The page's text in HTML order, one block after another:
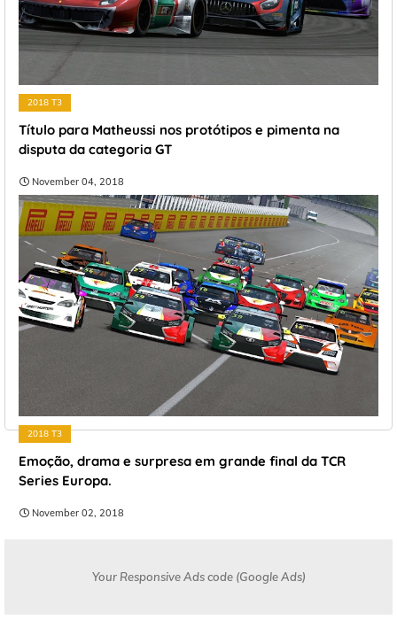
2018 T3
Título para Matheussi nos protótipos e pimenta na
disputa da categoria GT
November 04, 2018
2018 T3
Emoção, drama e surpresa em grande final da TCR
Series Europa.
November 02, 2018
Your Responsive Ads code (Google Ads)